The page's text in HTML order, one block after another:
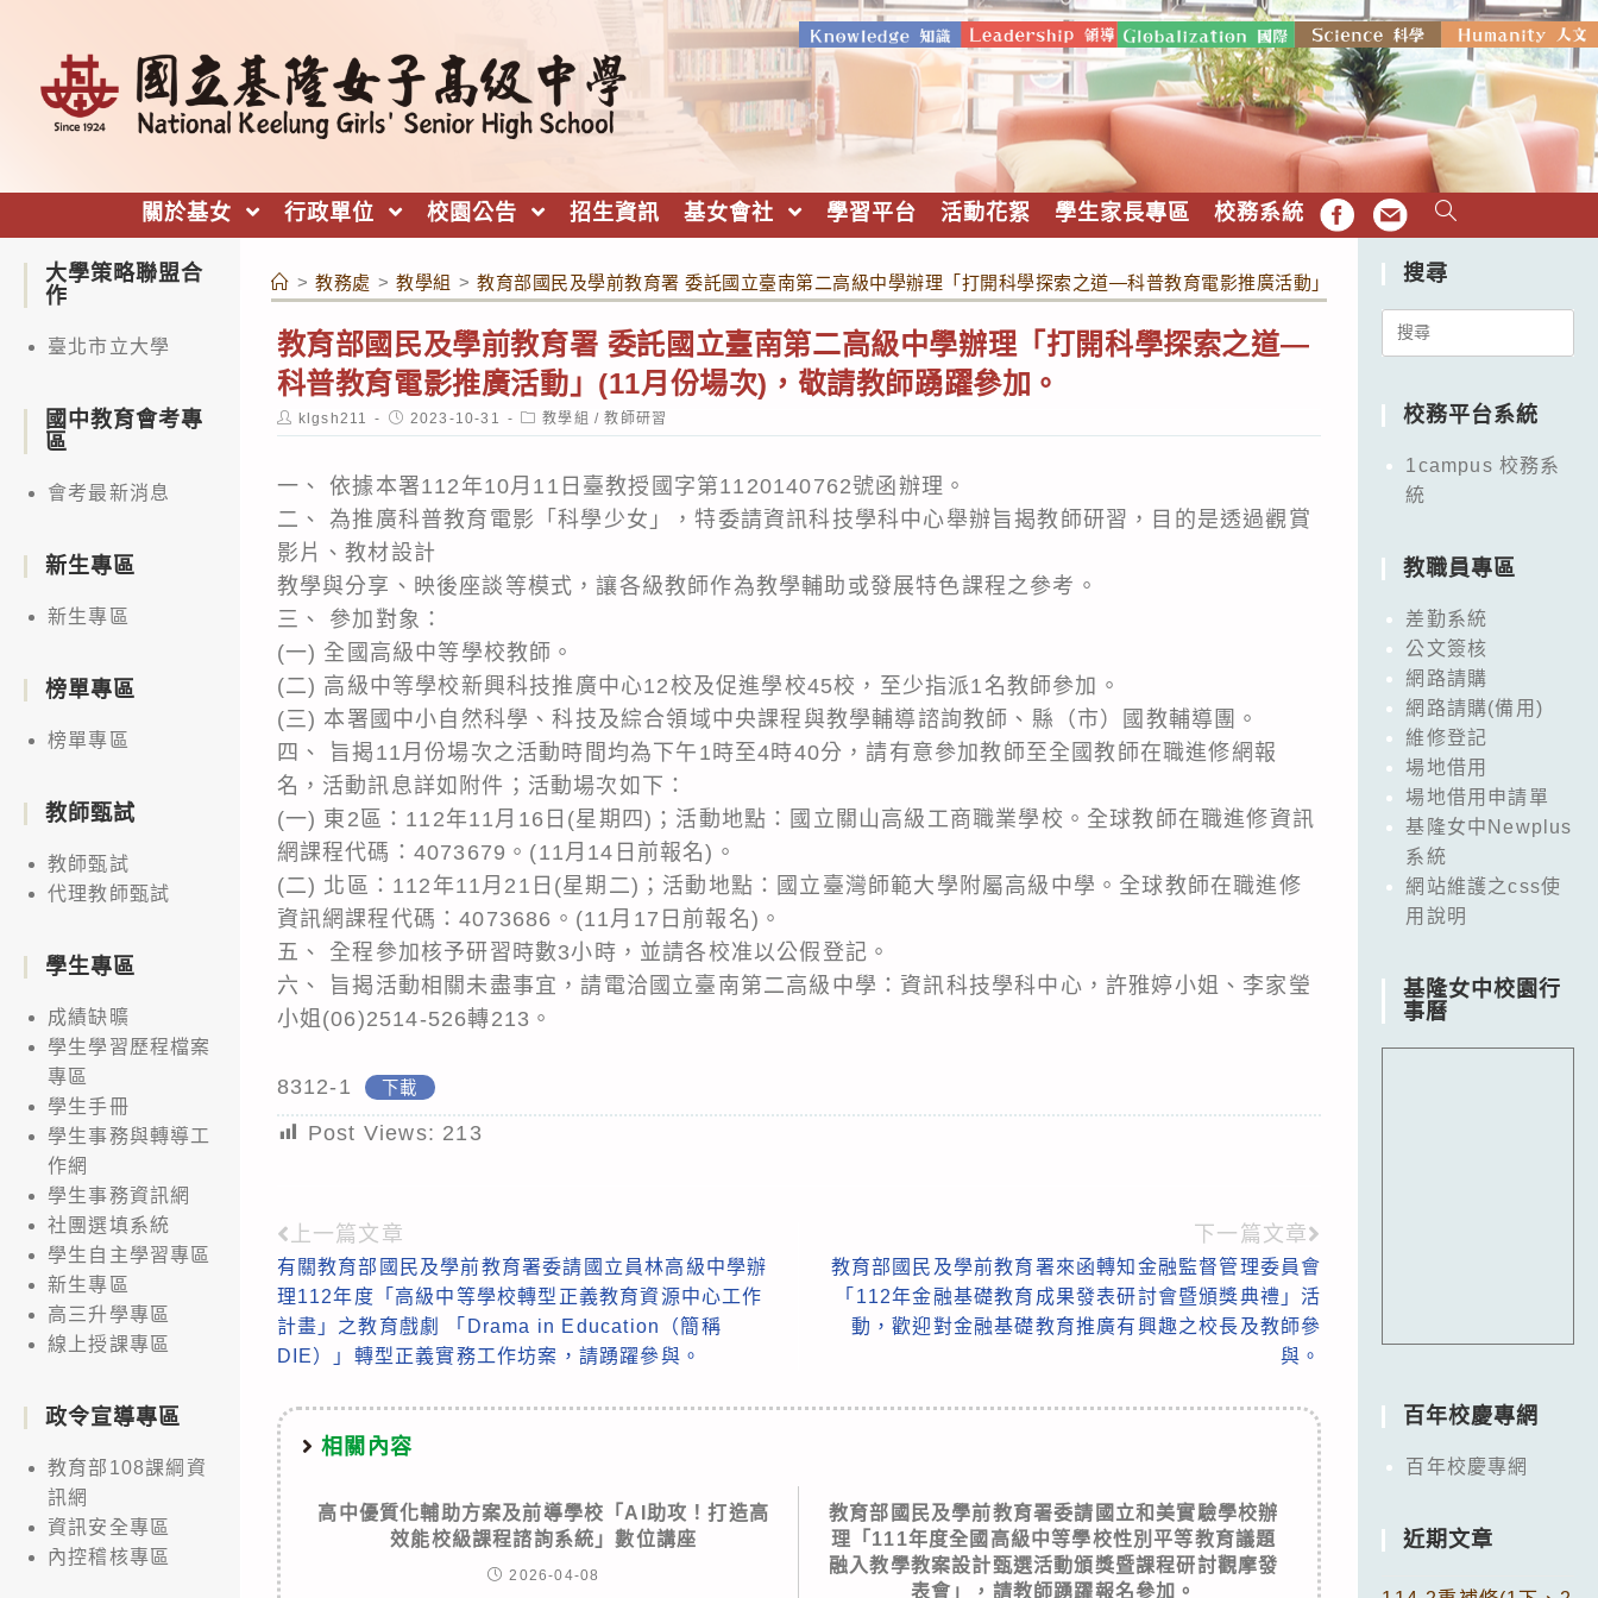
關於基女 行政單位 校園公告 招生資訊 基女會社 學習平台 活動花絮 學生家長專區 校務系統 FB EMAIL
> 教務處 > 教學組 > 教育部國民及學前教育署 委託國立臺南第二高級中學辦理「打開科學探索之道—科普教育電影推廣活動」(11月份場次)，敬請教師踴躍參
教育部國民及學前教育署 委託國立臺南第二高級中學辦理「打開科學探索之道—
科普教育電影推廣活動」(11月份場次)，敬請教師踴躍參加。
Post
author:
klgsh211
Post
published:
2023-10-31
Post
category:
教學組 / 教師研習
一、 依據本署112年10月11日臺教授國字第1120140762號函辦理。
二、 為推廣科普教育電影「科學少女」，特委請資訊科技學科中心舉辦旨揭教師研習，目的是透過觀賞
影片、教材設計
教學與分享、映後座談等模式，讓各級教師作為教學輔助或發展特色課程之參考。
三、 參加對象：
(一) 全國高級中等學校教師。
(二) 高級中等學校新興科技推廣中心12校及促進學校45校，至少指派1名教師參加。
(三) 本署國中小自然科學、科技及綜合領域中央課程與教學輔導諮詢教師、縣（市）國教輔導團。
四、 旨揭11月份場次之活動時間均為下午1時至4時40分，請有意參加教師至全國教師在職進修網報
名，活動訊息詳如附件；活動場次如下：
(一) 東2區：112年11月16日(星期四)；活動地點：國立關山高級工商職業學校。全球教師在職進修資訊
網課程代碼：4073679。(11月14日前報名)。
(二) 北區：112年11月21日(星期二)；活動地點：國立臺灣師範大學附屬高級中學。全球教師在職進修
資訊網課程代碼：4073686。(11月17日前報名)。
五、 全程參加核予研習時數3小時，並請各校准以公假登記。
六、 旨揭活動相關未盡事宜，請電洽國立臺南第二高級中學：資訊科技學科中心，許雅婷小姐、李家瑩
小姐(06)2514-526轉213。
8312-1 下載
Post Views: 213
Read
more
articles
上一篇文章
有關教育部國民及學前教育署委請國立員林高級中學辦
理112年度「高級中等學校轉型正義教育資源中心工作
計畫」之教育戲劇 「Drama in Education（簡稱
DIE）」轉型正義實務工作坊案，請踴躍參與。
下一篇文章
教育部國民及學前教育署來函轉知金融監督管理委員會
「112年金融基礎教育成果發表研討會暨頒獎典禮」活
動，歡迎對金融基礎教育推廣有興趣之校長及教師參
與。
相關內容
高中優質化輔助方案及前導學校「AI助攻！打造高
效能校級課程諮詢系統」數位講座
2026-04-08
教育部國民及學前教育署委請國立和美實驗學校辦
理「111年度全國高級中等學校性別平等教育議題
融入教學教案設計甄選活動頒獎暨課程研討觀摩發
表會」，請教師踴躍報名參加。
大學策略聯盟合
作
臺北市立大學
國中教育會考專
區
會考最新消息
新生專區
新生專區
榜單專區
榜單專區
教師甄試
教師甄試
代理教師甄試
學生專區
成績缺曠
學生學習歷程檔案
專區
學生手冊
學生事務與轉導工
作網
學生事務資訊網
社團選填系統
學生自主學習專區
新生專區
高三升學專區
線上授課專區
政令宣導專區
教育部108課綱資
訊網
資訊安全專區
內控稽核專區
搜尋
Search
校務平台系統
1campus 校務系
統
教職員專區
差勤系統
公文簽核
網路請購
網路請購(備用)
維修登記
場地借用
場地借用申請單
基隆女中Newplus
系統
網站維護之css使
用說明
基隆女中校園行
事曆
百年校慶專網
百年校慶專網
近期文章